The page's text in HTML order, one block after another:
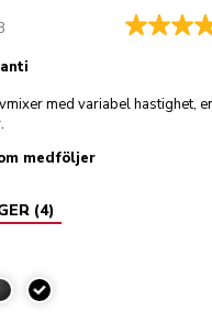
med variabel hastighet,
medföljer
(4)
Svart